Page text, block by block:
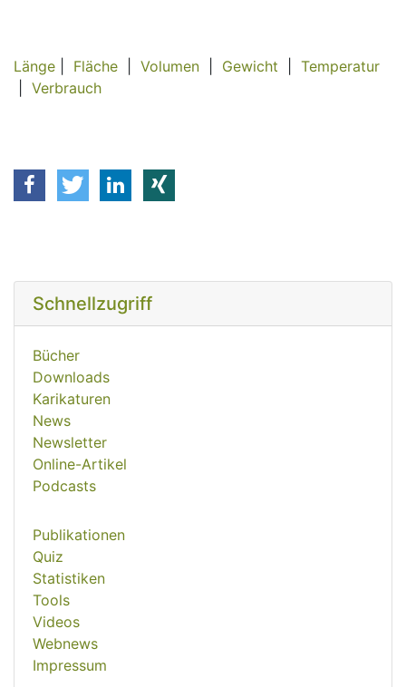
Länge Fläche Volumen Gewicht
Temperatur
Verbrauch
Schnellzugriff
Bücher
Downloads
Karikaturen
News
Newsletter
Online-Artikel
Podcasts
Publikationen
Quiz
Statistiken
Tools
Videos
Webnews
Impressum